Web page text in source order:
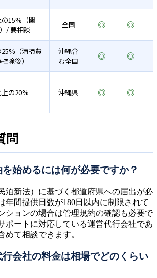
15%（関
/ 要相談
全国 ◎ ◎
（清掃費
除後）
沖縄含
む全国
◎ ◎
の20% 沖縄県 ◎ ◎
問
始めるには何が必要ですか？
泊新法）に基づく都道府県への届出が必
年間提供日数が180日以内に制限されて
ションの場合は管理規約の確認も必要で
ポートに対応している運営代行会社であ
めて相談できます。
会社の料金は相場でどのくらい